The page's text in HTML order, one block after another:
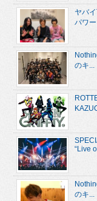
ヤバ
パワー
のキ...
“Live
のキ...